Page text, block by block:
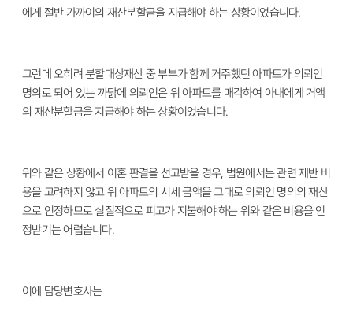
에게 절반 가까이의 재산분할금을 지급해야 하는 상황이었습니다.
그런데 오히려 분할대상재산 중 부부가 함께 거주했던 아파트가 의뢰인
명의로 되어 있는 까닭에 의뢰인은 위 아파트를 매각하여 아내에게 거액
의 재산분할금을 지급해야 하는 상황이었습니다.
위와 같은 상황에서 이혼 판결을 선고받을 경우, 법원에서는 관련 제반 비
용을 고려하지 않고 위 아파트의 시세 금액을 그대로 의뢰인 명의의 재산
으로 인정하므로 실질적으로 피고가 지불해야 하는 위와 같은 비용을 인
정받기는 어렵습니다.
이에 담당변호사는